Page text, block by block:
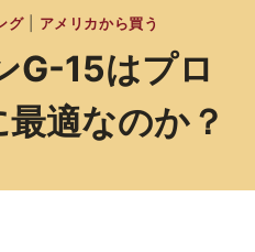
グ| アメリカから買う
G-15はプロ
適なのか？